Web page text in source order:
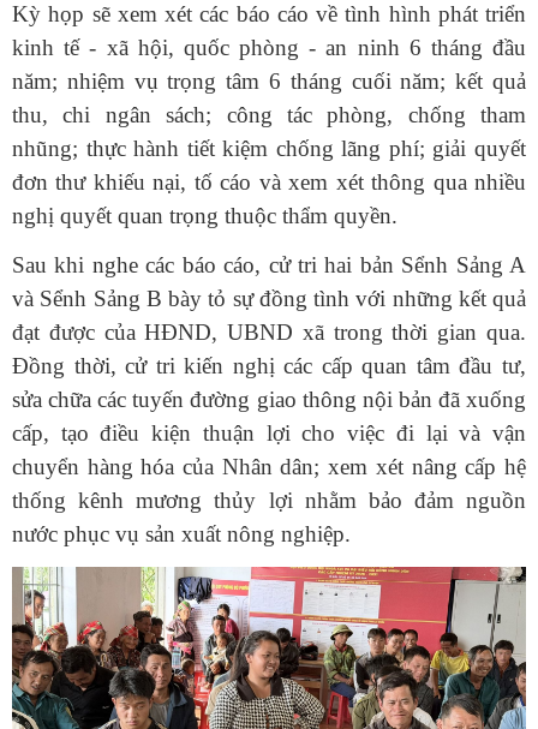
Kỳ họp sẽ xem xét các báo cáo về tình hình phát triển
kinh tế - xã hội, quốc phòng - an ninh 6 tháng đầu
năm; nhiệm vụ trọng tâm 6 tháng cuối năm; kết quả
thu, chi ngân sách; công tác phòng, chống tham
nhũng; thực hành tiết kiệm chống lãng phí; giải quyết
đơn thư khiếu nại, tố cáo và xem xét thông qua nhiều
nghị quyết quan trọng thuộc thẩm quyền.
Sau khi nghe các báo cáo, cử tri hai bản Sểnh Sảng A
và Sểnh Sảng B bày tỏ sự đồng tình với những kết quả
đạt được của HĐND, UBND xã trong thời gian qua.
Đồng thời, cử tri kiến nghị các cấp quan tâm đầu tư,
sửa chữa các tuyến đường giao thông nội bản đã xuống
cấp, tạo điều kiện thuận lợi cho việc đi lại và vận
chuyển hàng hóa của Nhân dân; xem xét nâng cấp hệ
thống kênh mương thủy lợi nhằm bảo đảm nguồn
nước phục vụ sản xuất nông nghiệp.